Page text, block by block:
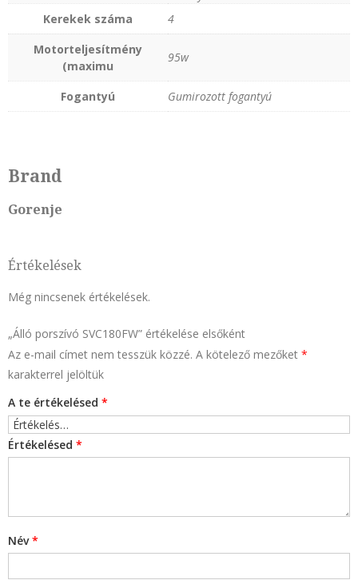
Kerekek száma
4
Motorteljesítmény
(maximu
95w
Fogantyú Gumirozott fogantyú
Brand
Gorenje
Értékelések
Még nincsenek értékelések.
„Álló porszívó SVC180FW” értékelése elsőként
Az e-mail címet nem tesszük közzé. A kötelező mezőket *
karakterrel jelöltük
A te értékelésed *
Értékelésed *
Név*